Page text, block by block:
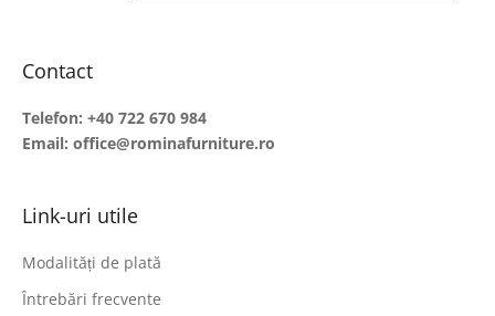
Contact
Telefon: +40 722 670 984
Email: office@rominafurniture.ro
Link-uri utile
Modalități de plată
Întrebări frecvente